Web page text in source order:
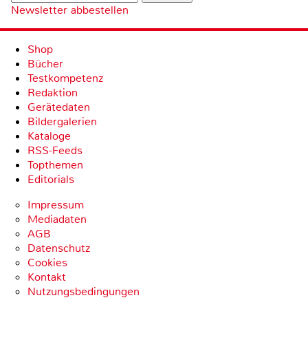
Newsletter abbestellen
Shop
Bücher
Testkompetenz
Redaktion
Gerätedaten
Bildergalerien
Kataloge
RSS-Feeds
Topthemen
Editorials
Impressum
Mediadaten
AGB
Datenschutz
Cookies
Kontakt
Nutzungsbedingungen